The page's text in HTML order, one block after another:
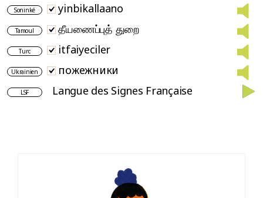
Soninké yinbikallaano
Tamoul தீயணைப்புத் துறை
Turc itfaiyeciler
Ukrainien пожежники
LSF Langue des Signes Française